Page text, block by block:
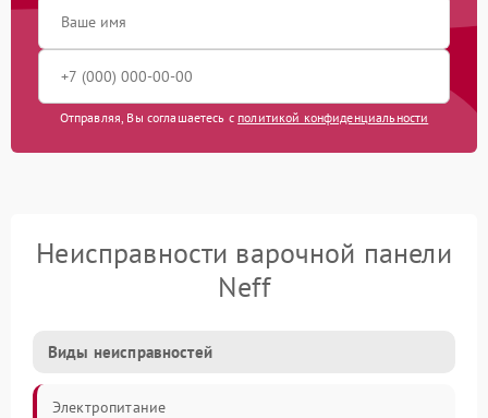
Отправляя, Вы соглашаетесь с политикой конфиденциальности
Неисправности варочной панели
Neff
Виды неисправностей
Электропитание